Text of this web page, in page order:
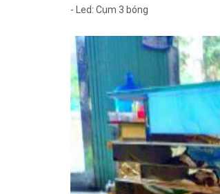
- Led: Cụm 3 bóng